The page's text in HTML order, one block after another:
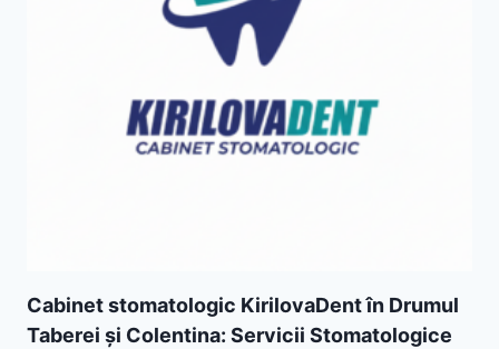
Cabinet stomatologic KirilovaDent în Drumul
Taberei și Colentina: Servicii Stomatologice